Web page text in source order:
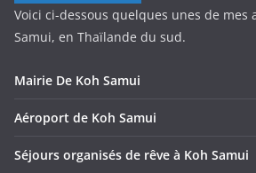
Voici ci-dessous quelques unes de mes
Samui, en Thaïlande du sud.
Mairie De Koh Samui
Aéroport de Koh Samui
Séjours organisés de rêve à Koh Samui